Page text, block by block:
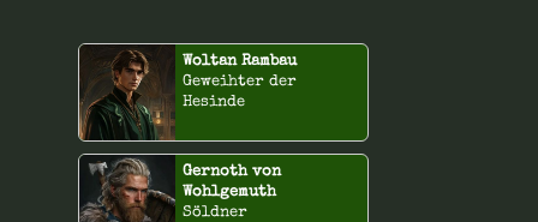
Woltan Rambau
Geweihter der
Hesinde
Gernoth von
Wohlgemuth
Söldner